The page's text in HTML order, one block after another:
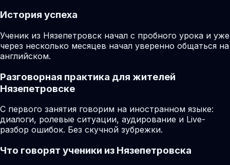
История успеха
Ученик из Нязепетровск начал с пробного урока и уже
через несколько месяцев начал уверенно общаться на
английском.
Разговорная практика для жителей
Нязепетровске
С первого занятия говорим на иностранном языке:
диалоги, ролевые ситуации, аудирование и Live-
разбор ошибок. Без скучной зубрежки.
Что говорят ученики из Нязепетровска